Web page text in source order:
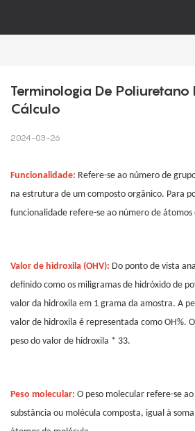
Terminologia De Poliuretano
Cálculo
2024-03-26
Funcionalidade: Refere-se ao número de
na estrutura de um composto orgânico. Para
funcionalidade refere-se ao número de
Valor de hidroxila (OHV): Do ponto de vista
definido como os miligramas de hidróxido de
valor da hidroxila em 1 grama da amostra. A
valor de hidroxila é representada como OH%.
peso do valor de hidroxila * 33.
Peso molecular: O peso molecular refere-se
substância ou molécula composta, igual à